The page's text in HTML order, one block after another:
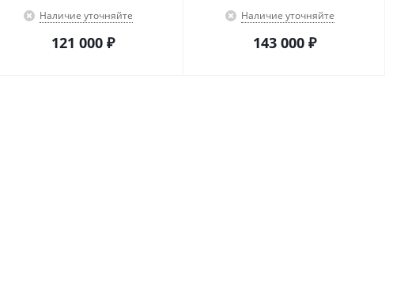
Наличие уточняйте
121 000₽
Наличие уточняйте
143 000₽